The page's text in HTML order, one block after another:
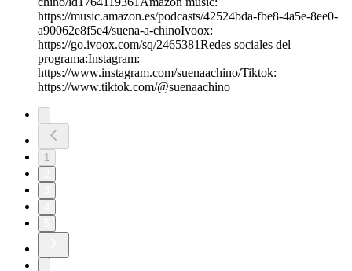
https://music.amazon.es/podcasts/42524bda-fbe8-4a5e-8ee0-
a90062e8f5e4/suena-a-chinoIvoox:
https://go.ivoox.com/sq/2465381Redes sociales del
programa:Instagram:
https://www.instagram.com/suenaachino/Tiktok:
https://www.tiktok.com/@suenaachino
1